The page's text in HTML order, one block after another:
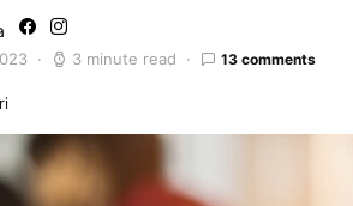
3 minute read 13 comments